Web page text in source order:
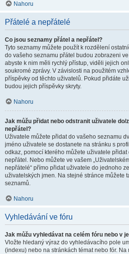
Nahoru
Přátelé a nepřátelé
Co jsou seznamy přátel a nepřátel?
Tyto seznamy můžete použít k rozdělení
do vašeho seznamu přátel budou zobrazeni
abyste k nim měli rychlý přístup, viděli jejich
soukromé zprávy. V závislosti na použitém
příspěvky od těchto uživatelů. Pokud přidáte
budou jejich příspěvky skryty.
Nahoru
Jak můžu přidat nebo odstranit uživatele do/
nepřátel?
Uživatele můžete přidat do vašeho seznamu
jméno uživatele se dostanete na stránku s
odkaz, pomocí kterého můžete uživatele
nepřátel. Nebo můžete ve vašem
nepřátelé“ přímo přidat uživatele do jednoho
uživatelských jmen. Na stejné stránce můžete
seznamů.
Nahoru
Vyhledávání ve fóru
Jak můžu vyhledávat na celém fóru nebo v
Vložte hledaný výraz do vyhledávacího pole
(indexu) nebo na stránkách témat nebo fór.